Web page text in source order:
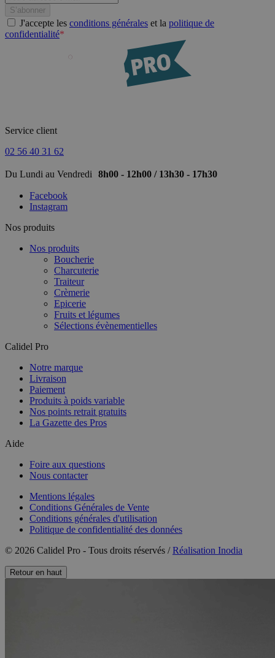
J'accepte les conditions générales et la politique de
confidentialité*
Service client
02 56 40 31 62
Du Lundi au Vendredi 8h00 - 12h00 / 13h30 - 17h30
Facebook
Instagram
Nos produits
Nos produits
Boucherie
Charcuterie
Traiteur
Crèmerie
Epicerie
Fruits et légumes
Sélections évènementielles
Calidel Pro
Notre marque
Livraison
Paiement
Produits à poids variable
Nos points retrait gratuits
La Gazette des Pros
Aide
Foire aux questions
Nous contacter
Mentions légales
Conditions Générales de Vente
Conditions générales d'utilisation
Politique de confidentialité des données
© 2026 Calidel Pro - Tous droits réservés /Réalisation Inodia
Retour en haut